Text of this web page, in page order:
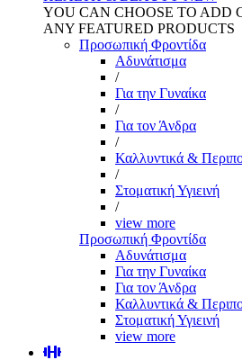
YOU CAN CHOOSE TO ADD
ANY FEATURED PRODUCTS
Προσωπική Φροντίδα
Αδυνάτισμα
/
Για την Γυναίκα
/
Για τον Άνδρα
/
Καλλυντικά &
/
Στοματική Υγιεινή
/
view more
Προσωπική Φροντίδα
Αδυνάτισμα
Για την Γυναίκα
Για τον Άνδρα
Καλλυντικά &
Στοματική Υγιεινή
view more